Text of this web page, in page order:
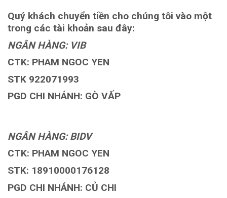
Quý khách chuyển tiền cho chúng tôi vào một
trong các tài khoản sau đây:
NGÂN HÀNG: VIB
CTK: PHAM NGOC YEN
STK 922071993
PGD CHI NHÁNH: GÒ VẤP
NGÂN HÀNG: BIDV
CTK: PHAM NGOC YEN
STK: 18910000176128
PGD CHI NHÁNH: CỦ CHI